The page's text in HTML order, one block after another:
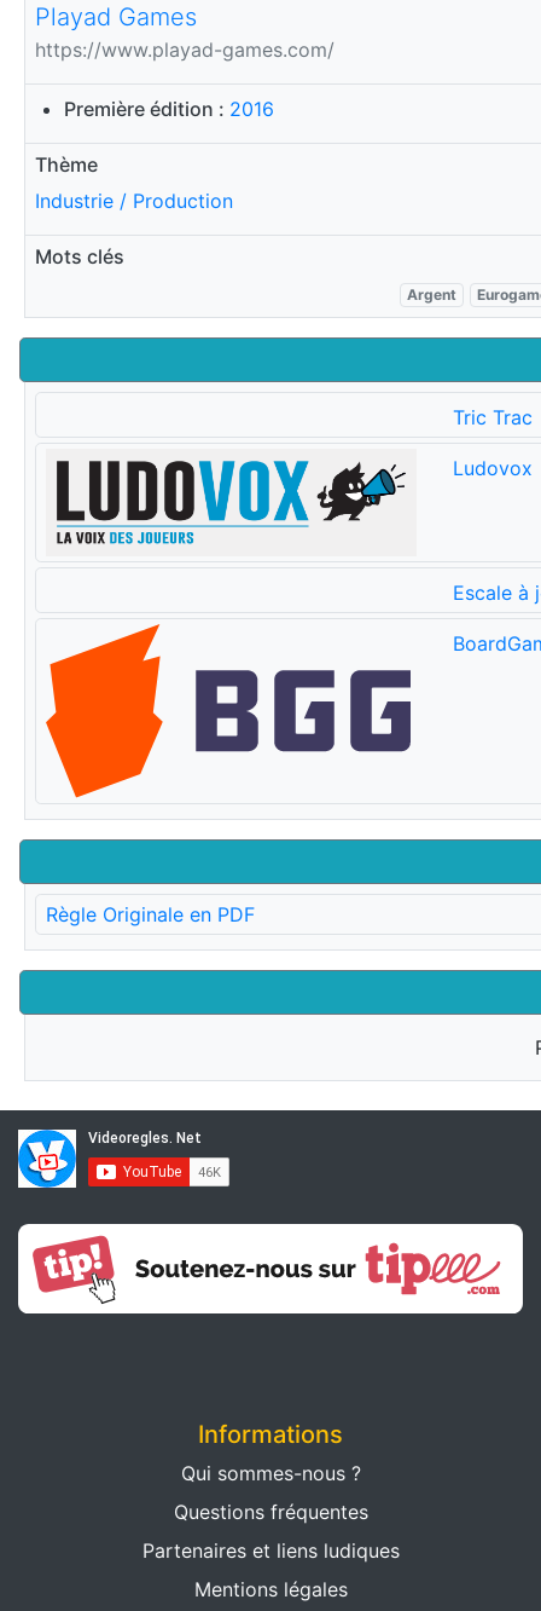
Playad Games
https://www.playad-games.com/
Première édition : 2016
Thème
Industrie / Production
Mots clés
Argent
Tric Trac
Ludovox
Escale à
Règle Originale en PDF
Informations
Qui sommes-nous ?
Questions fréquentes
Partenaires et liens ludiques
Mentions légales